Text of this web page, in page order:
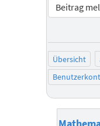
Beitrag
Übersicht